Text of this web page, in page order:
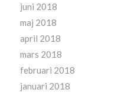
juni 2018
maj 2018
april 2018
mars 2018
februari 2018
januari 2018